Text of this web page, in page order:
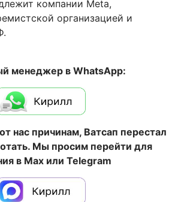
компании Meta,
организацией и
менеджер в WhatsApp:
нас причинам, Ватсап перестал
Мы просим перейти для
в Max или Telegram